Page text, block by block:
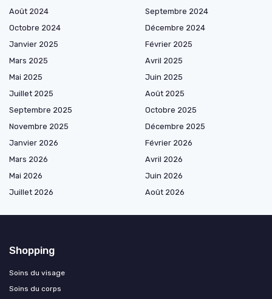
Août 2024
Septembre 2024
Octobre 2024
Décembre 2024
Janvier 2025
Février 2025
Mars 2025
Avril 2025
Mai 2025
Juin 2025
Juillet 2025
Août 2025
Septembre 2025
Octobre 2025
Novembre 2025
Décembre 2025
Janvier 2026
Février 2026
Mars 2026
Avril 2026
Mai 2026
Juin 2026
Juillet 2026
Août 2026
Shopping
Soins du visage
Soins du corps